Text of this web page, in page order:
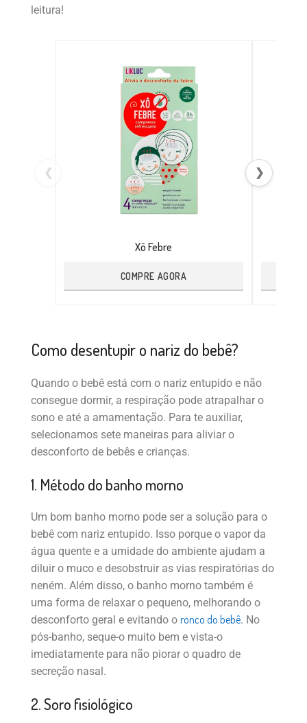
leitura!
❮
Xô Febre
COMPRE AGORA
❯
Como desentupir o nariz do bebê?
Quando o bebê está com o nariz entupido e não
consegue dormir, a respiração pode atrapalhar o
sono e até a amamentação. Para te auxiliar,
selecionamos sete maneiras para aliviar o
desconforto de bebês e crianças.
1. Método do banho morno
Um bom banho morno pode ser a solução para o
bebê com nariz entupido. Isso porque o vapor da
água quente e a umidade do ambiente ajudam a
diluir o muco e desobstruir as vias respiratórias do
neném. Além disso, o banho morno também é
uma forma de relaxar o pequeno, melhorando o
desconforto geral e evitando o ronco do bebê. No
pós-banho, seque-o muito bem e vista-o
imediatamente para não piorar o quadro de
secreção nasal.
2. Soro fisiológico